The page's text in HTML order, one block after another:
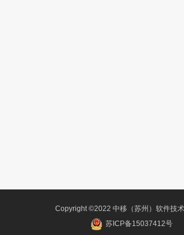
Copyright ©2022 中移（苏州）软件技
苏ICP备15037412号